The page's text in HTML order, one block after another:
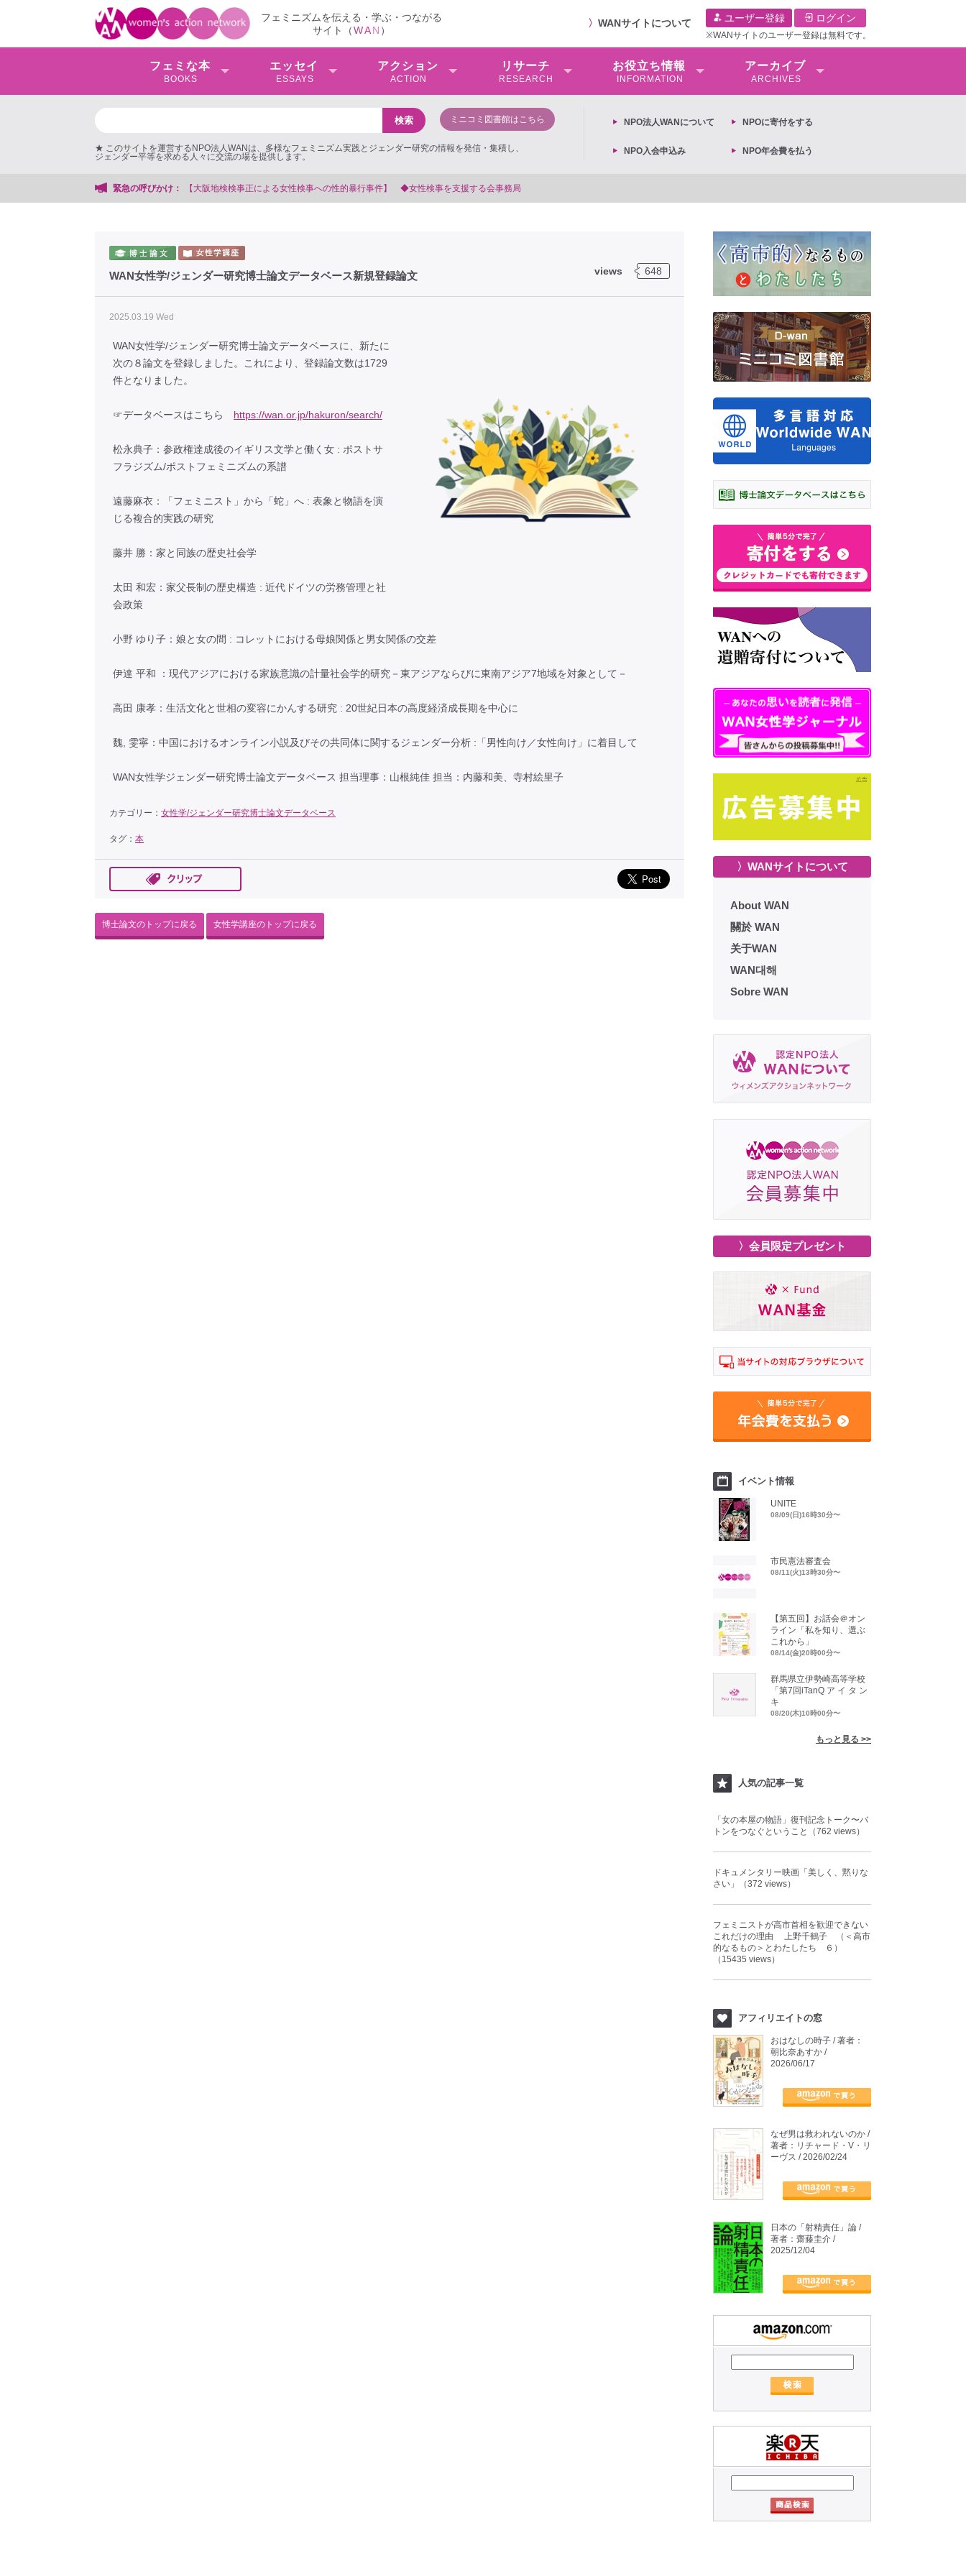
フェミニズムを伝える・学ぶ・つながる
サイト（WAN ）
〉 WANサイトについて ユーザー登録 ログイン
※WANサイトのユーザー登録は無料です。
フェミな本
BOOKS
エッセイ
ESSAYS
アクション
ACTION
リサーチ
RESEARCH
お役⽴ち情報
INFORMATION
アーカイブ
ARCHIVES
ミニコミ図書館はこちら
★ このサイトを運営するNPO法人WANは、多様なフェミニズム実践とジェンダー研究の情報を発信・集積し、
ジェンダー平等を求める人々に交流の場を提供します。
NPO法⼈WANについて NPOに寄付をする
NPO入会申込み NPO年会費を払う
緊急の呼びかけ：
る女性検事への性的暴行事件】 ◆女性検事を支援する会事務局
views 648
WAN女性学/ジェンダー研究博士論文データベース新規登録論文
2025.03.19 Wed
WAN女性学/ジェンダー研究博士論文データベースに、新たに
次の８論文を登録しました。これにより、登録論文数は1729
件となりました。
☞データベースはこちら https://wan.or.jp/hakuron/search/
松永典子：参政権達成後のイギリス文学と働く女 : ポストサ
フラジズム/ポストフェミニズムの系譜
遠藤麻衣：「フェミニスト」から「蛇」へ : 表象と物語を演
じる複合的実践の研究
藤井 勝：家と同族の歴史社会学
太田 和宏：家父長制の歴史構造 : 近代ドイツの労務管理と社
会政策
小野 ゆり子：娘と女の間 : コレットにおける母娘関係と男女関係の交差
伊達 平和 ：現代アジアにおける家族意識の計量社会学的研究－東アジアならびに東南アジア7地域を対象として－
高田 康孝：生活文化と世相の変容にかんする研究 : 20世紀日本の高度経済成長期を中心に
魏, 雯寧：中国におけるオンライン小説及びその共同体に関するジェンダー分析 :「男性向け／女性向け」に着目して
WAN女性学ジェンダー研究博士論文データベース 担当理事：山根純佳 担当：内藤和美、寺村絵里子
カテゴリー： 女性学/ジェンダー研究博士論文データベース
タグ： 本
博士論文のトップに戻る 女性学講座のトップに戻る
〉WANサイトについて
About WAN
關於 WAN
关于WAN
WAN대해
Sobre WAN
〉会員限定プレゼント
イベント情報
UNITE
08/09(日)16時30分〜
市民憲法審査会
08/11(火)13時30分〜
【第五回】お話会＠オン
ライン「私を知り、選ぶ
これから」
08/14(金)20時00分〜
群馬県立伊勢崎高等学校
「第7回iTanQ ア イ タ ン
キ
08/20(木)10時00分〜
もっと見る >>
人気の記事一覧
「女の本屋の物語」復刊記念トーク〜バ
トンをつなぐということ（762 views）
ドキュメンタリー映画「美しく、黙りな
さい」（372 views）
フェミニストが高市首相を歓迎できない
これだけの理由 上野千鶴子 （＜高市
的なるもの＞とわたしたち ６）
（15435 views）
アフィリエイトの窓
おはなしの時子 / 著者：
朝比奈あすか /
2026/06/17
なぜ男は救われないのか /
著者：リチャード・V・リ
ーヴス / 2026/02/24
日本の「射精責任」論 /
著者：齋藤圭介 /
2025/12/04